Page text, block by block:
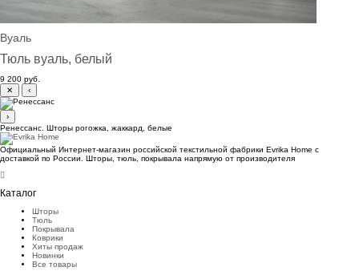
Вуаль
Тюль вуаль, белый
9 200 руб.
✕
‹
›
Ренессанс. Шторы рогожка, жаккард, белые
Официальный Интернет-магазин российской текстильной фабрики Evrika Home c
доставкой по России. Шторы, тюль, покрывала напрямую от производителя
Каталог
Шторы
Тюль
Покрывала
Коврики
Хиты продаж
Новинки
Все товары